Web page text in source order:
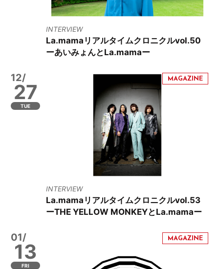
INTERVIEW
La.mamaリアルタイムクロニクルvol.50
ーあいみょんとLa.mamaー
12/
27
TUE
INTERVIEW
La.mamaリアルタイムクロニクルvol.53
ーTHE YELLOW MONKEYとLa.mamaー
01/
13
FRI